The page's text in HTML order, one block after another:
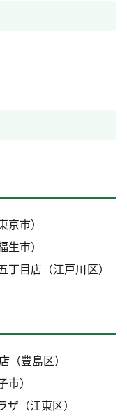
市）
市）
丁目店（江戸川区）
豊島区）
）
（江東区）